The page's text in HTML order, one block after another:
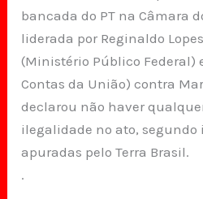
bancada do PT na Câmara
liderada por Reginaldo
(Ministério Público Federal)
Contas da União) contra
declarou não haver
ilegalidade no ato, segundo
apuradas pelo Terra Brasil.
.